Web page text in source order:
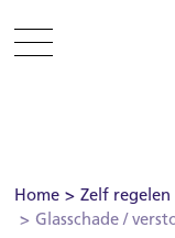
Sla menu over
Ga direct naar
Ga direct naar
Zelf
Home Zelf regelen
Glasschade /